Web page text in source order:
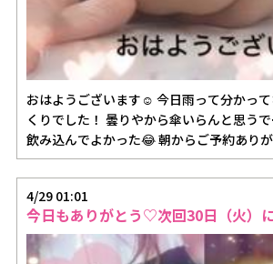
おはようございます☺️ 今日雨って分かってなくて 外でてびっ
くりでした！ 曇りやから傘いらんと思うでー って言う言葉を
飲み込んでよかった😂 朝からご
4/29 01:01
今日もありがとう♡次回30日（火）